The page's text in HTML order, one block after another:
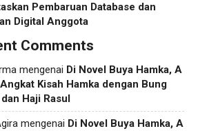
Pembaruan Database dan
Digital Anggota
Comments
mengenai Di Novel Buya Hamka, A
Kisah Hamka dengan Bung
Haji Rasul
mengenai Di Novel Buya Hamka, A